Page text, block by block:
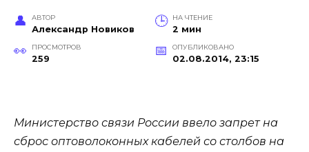
АВТОР
Александр Новиков
НА ЧТЕНИЕ
2 мин
ПРОСМОТРОВ
259
ОПУБЛИКОВАНО
02.08.2014, 23:15
Министерство связи России ввело запрет на
сброс оптоволоконных кабелей со столбов на